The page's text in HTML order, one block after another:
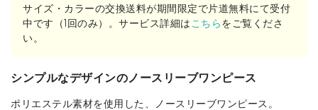
サイズ・カラーの交換送料が期間限定で片道無料にて受付
中です（1回のみ）。サービス詳細は こちらをご覧くださ
い。
シンプルなデザインのノースリーブワンピース
ポリエステル素材を使用した、ノースリーブワンピース。